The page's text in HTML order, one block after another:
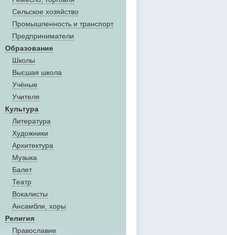
Сельское хозяйство
Промышленность и транспорт
Предприниматели
Образование
Школы
Высшая школа
Учёные
Учителя
Культура
Литература
Художники
Aрхитектура
Музыка
Балет
Театр
Вокалисты
Aнсамбли, хоры
Религия
Православие